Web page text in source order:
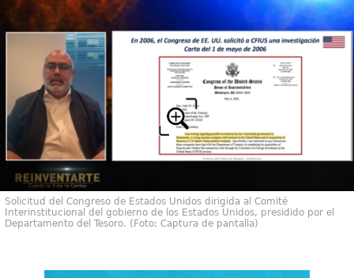
Solicitud del Congreso de Estados Unidos dirigida al Comité
Interinstitucional del gobierno de los Estados Unidos, presidido por el
Departamento del Tesoro. (Foto: Captura de pantalla)